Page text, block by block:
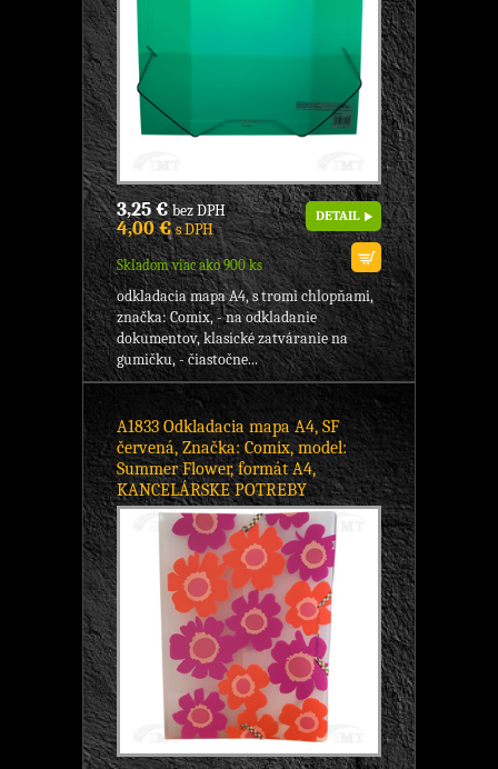
3,25 €bez DPH
4,00 €s DPH
Skladom viac ako 900 ks
DETAIL
odkladacia mapa A4, s tromi chlopňami,
značka: Comix, - na odkladanie
dokumentov, klasické zatváranie na
gumičku, - čiastočne...
A1833 Odkladacia mapa A4, SF
červená, Značka: Comix, model:
Summer Flower, formát A4,
KANCELÁRSKE POTREBY